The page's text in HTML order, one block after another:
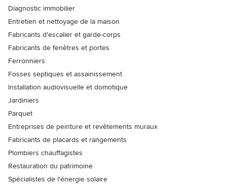
Diagnostic immobilier
Entretien et nettoyage de la maison
Fabricants d'escalier et garde-corps
Fabricants de fenêtres et portes
Ferronniers
Fosses septiques et assainissement
Installation audiovisuelle et domotique
Jardiniers
Parquet
Entreprises de peinture et revêtements muraux
Fabricants de placards et rangements
Plombiers chauffagistes
Restauration du patrimoine
Spécialistes de l'énergie solaire